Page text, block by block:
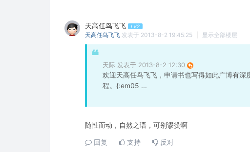
天高任鸟飞飞 LV2
天高任鸟飞飞 发表于 2013-8-2 19:45:25 显示全部楼层
天际 发表于 2013-8-2 12:30
欢迎天高任鸟飞飞，申请书也写得如此广博有
程。{:em05 ...
随性而动，自然之语，可别谬赞啊
回复 支持 反对